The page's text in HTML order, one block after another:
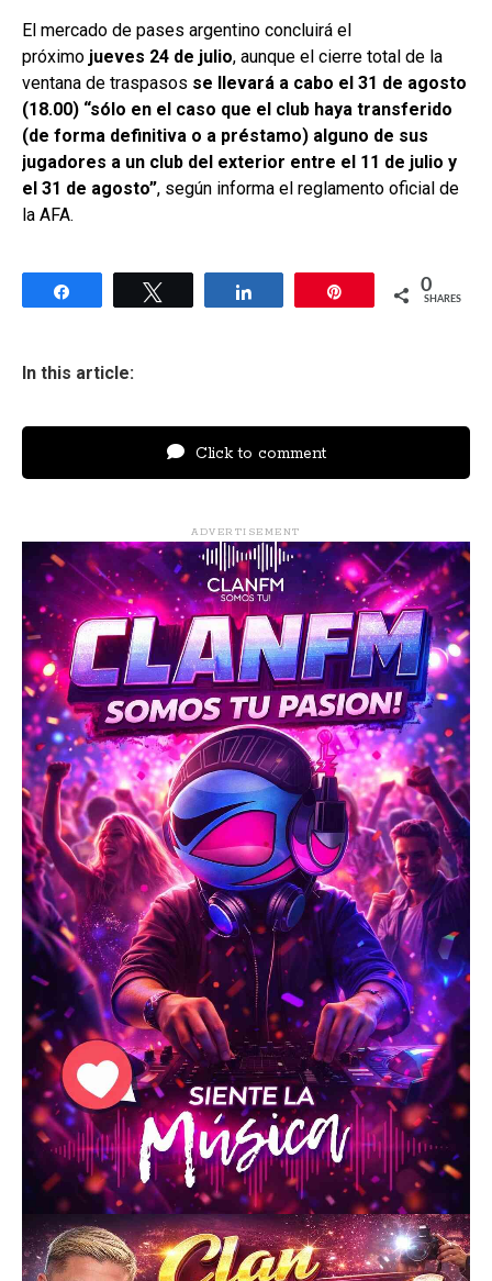
El mercado de pases argentino concluirá el
próximo jueves 24 de julio, aunque el cierre total de la
ventana de traspasos se llevará a cabo el 31 de agosto
(18.00) “sólo en el caso que el club haya transferido
(de forma definitiva o a préstamo) alguno de sus
jugadores a un club del exterior entre el 11 de julio y
el 31 de agosto”, según informa el reglamento oficial de
la AFA.
0
SHARES
In this article:
Click to comment
ADVERTISEMENT